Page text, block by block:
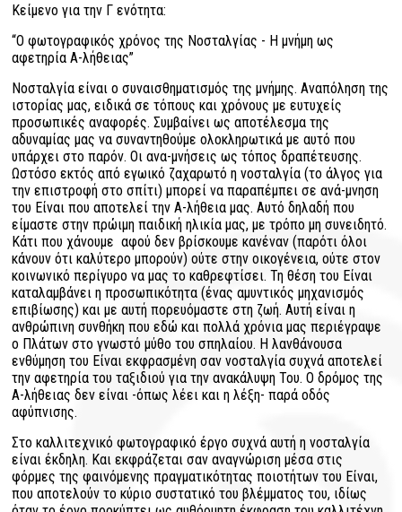
Κείμενο για την Γ ενότητα:
“Ο φωτογραφικός χρόνος της Νοσταλγίας - Η μνήμη ως
αφετηρία Α-λήθειας”
Νοσταλγία είναι ο συναισθηματισμός της μνήμης. Αναπόληση της
ιστορίας μας, ειδικά σε τόπους και χρόνους με ευτυχείς
προσωπικές αναφορές. Συμβαίνει ως αποτέλεσμα της
αδυναμίας μας να συναντηθούμε ολοκληρωτικά με αυτό που
υπάρχει στο παρόν. Οι ανα-μνήσεις ως τόπος δραπέτευσης.
Ωστόσο εκτός από εγωικό ζαχαρωτό η νοσταλγία (το άλγος για
την επιστροφή στο σπίτι) μπορεί να παραπέμπει σε ανά-μνηση
του Είναι που αποτελεί την Α-λήθεια μας. Αυτό δηλαδή που
είμαστε στην πρώιμη παιδική ηλικία μας, με τρόπο μη συνειδητό.
Κάτι που χάνουμε αφού δεν βρίσκουμε κανέναν (παρότι όλοι
κάνουν ότι καλύτερο μπορούν) ούτε στην οικογένεια, ούτε στον
κοινωνικό περίγυρο να μας το καθρεφτίσει. Τη θέση του Είναι
καταλαμβάνει η προσωπικότητα (ένας αμυντικός μηχανισμός
επιβίωσης) και με αυτή πορευόμαστε στη ζωή. Αυτή είναι η
ανθρώπινη συνθήκη που εδώ και πολλά χρόνια μας περιέγραψε
ο Πλάτων στο γνωστό μύθο του σπηλαίου. Η λανθάνουσα
ενθύμηση του Είναι εκφρασμένη σαν νοσταλγία συχνά αποτελεί
την αφετηρία του ταξιδιού για την ανακάλυψη Του. Ο δρόμος της
Α-λήθειας δεν είναι -όπως λέει και η λέξη- παρά οδός
αφύπνισης.
Στο καλλιτεχνικό φωτογραφικό έργο συχνά αυτή η νοσταλγία
είναι έκδηλη. Και εκφράζεται σαν αναγνώριση μέσα στις
φόρμες της φαινόμενης πραγματικότητας ποιοτήτων του Είναι,
που αποτελούν το κύριο συστατικό του βλέμματος του, ιδίως